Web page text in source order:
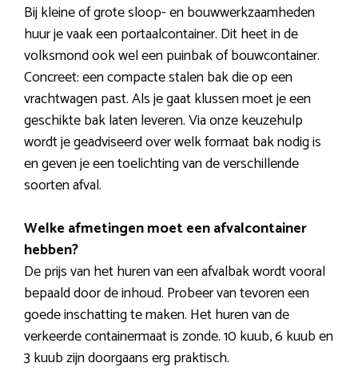
Bij kleine of grote sloop- en bouwwerkzaamheden
huur je vaak een portaalcontainer. Dit heet in de
volksmond ook wel een puinbak of bouwcontainer.
Concreet: een compacte stalen bak die op een
vrachtwagen past. Als je gaat klussen moet je een
geschikte bak laten leveren. Via onze keuzehulp
wordt je geadviseerd over welk formaat bak nodig is
en geven je een toelichting van de verschillende
soorten afval.
Welke afmetingen moet een afvalcontainer
hebben?
De prijs van het huren van een afvalbak wordt vooral
bepaald door de inhoud. Probeer van tevoren een
goede inschatting te maken. Het huren van de
verkeerde containermaat is zonde. 10 kuub, 6 kuub en
3 kuub zijn doorgaans erg praktisch.